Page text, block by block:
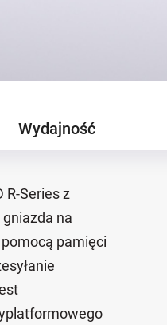
Wydajność
R-Series z
na
pamięci